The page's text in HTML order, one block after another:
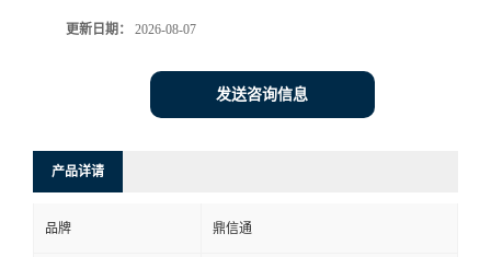
更新日期： 2026-08-07
发送咨询信息
产品详请
品牌 鼎信通